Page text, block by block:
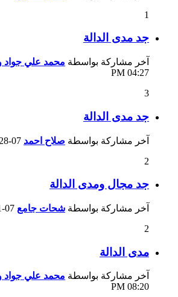
1
جد مدى الدالة
آخر مشاركة بواسطة محمد علي جواد
04:27 PM
3
جد مدى الدالة
آخر مشاركة بواسطة صلاح احمد
2
جد مجال ومدى الدالة
آخر مشاركة بواسطة شحات جامع
2
مدى الدالة
آخر مشاركة بواسطة محمد علي جواد
08:20 PM